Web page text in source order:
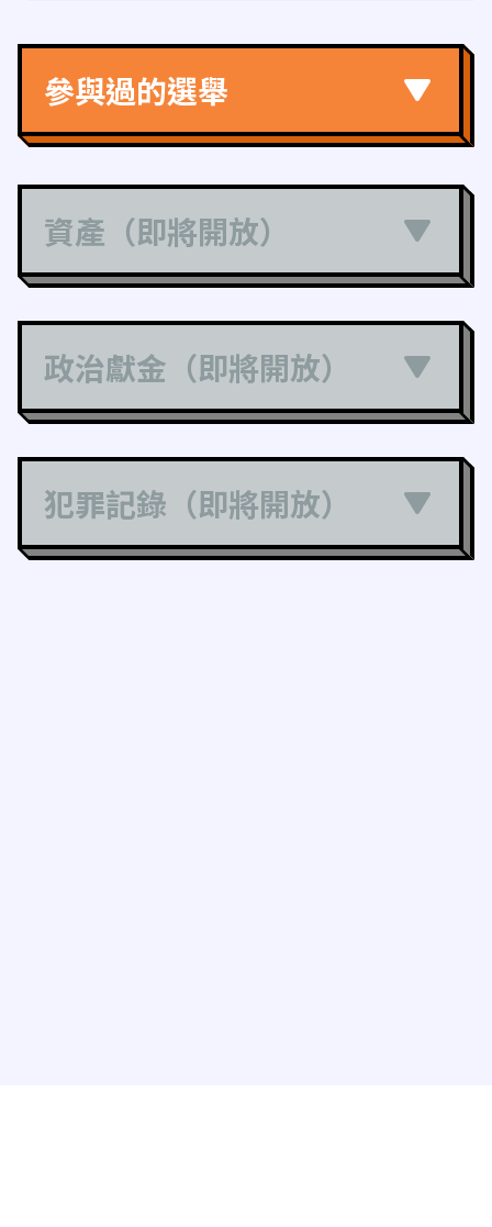
參與過的選舉
資產（即將開放）
政治獻金（即將開放）
犯罪記錄（即將開放）